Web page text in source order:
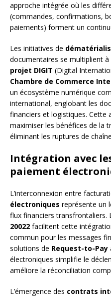
approche intégrée où les
(commandes, confirmations,
paiements) forment un
Les initiatives de
documentaires se multiplient à
projet DIGIT (Digital
Chambre de Commerce
un écosystème numérique
international, englobant les
financiers et logistiques. Cette
maximiser les bénéfices de la
éliminant les ruptures de
Intégration avec
paiement
L’interconnexion entre
électroniques représente un
flux financiers transfrontaliers.
20022 facilitent cette
commun pour les messages
solutions de Request-to-Pay
électroniques simplifie le
améliore la réconciliation
L’émergence des contrats